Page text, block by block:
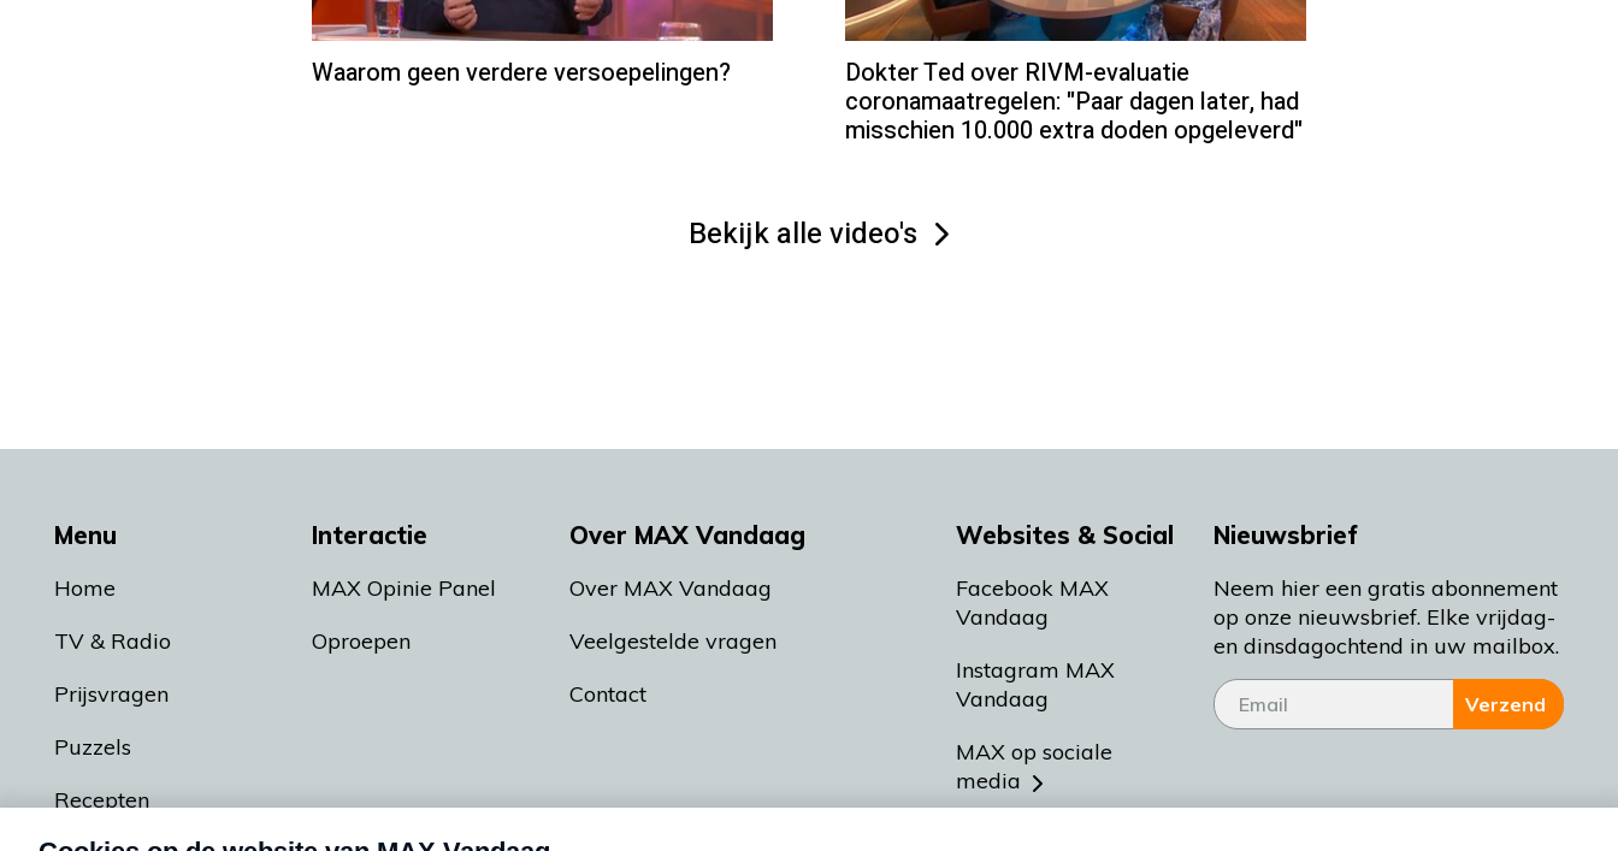
Waarom geen verdere versoepelingen?
Dokter Ted over RIVM-evaluatie
coronamaatregelen: "Paar dagen later, had
misschien 10.000 extra doden opgeleverd"
Bekijk alle video's
Menu
Home
TV & Radio
Prijsvragen
Puzzels
Recepten
Interactie
MAX Opinie Panel
Oproepen
Over MAX Vandaag
Over MAX Vandaag
Veelgestelde vragen
Contact
Websites & Social
Facebook MAX
Vandaag
Instagram MAX
Vandaag
MAX op sociale
media
Nieuwsbrief
Neem hier een gratis abonnement
op onze nieuwsbrief. Elke vrijdag-
en dinsdagochtend in uw mailbox.
Verzend